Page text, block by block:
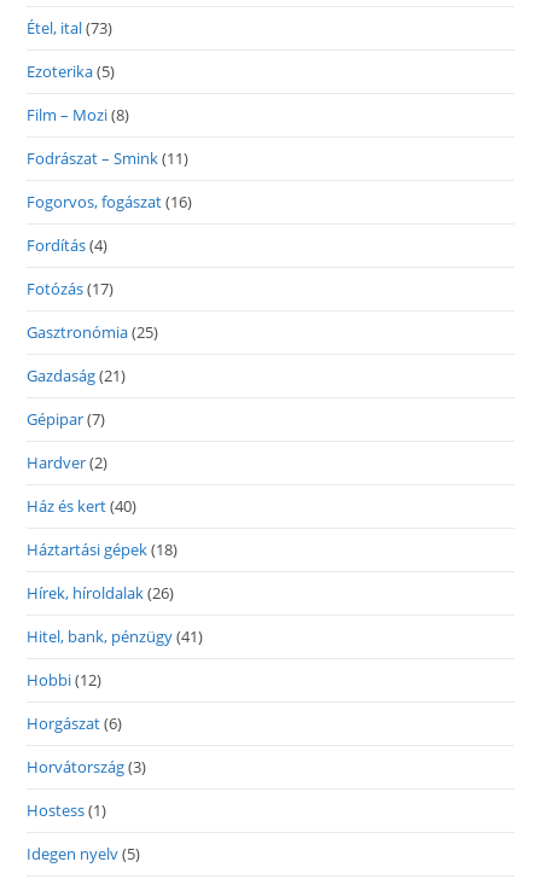
Étel, ital(73)
Ezoterika(5)
Film – Mozi(8)
Fodrászat – Smink(11)
Fogorvos, fogászat(16)
Fordítás(4)
Fotózás(17)
Gasztronómia(25)
Gazdaság(21)
Gépipar(7)
Hardver(2)
Ház és kert(40)
Háztartási gépek(18)
Hírek, híroldalak(26)
Hitel, bank, pénzügy(41)
Hobbi(12)
Horgászat(6)
Horvátország(3)
Hostess(1)
Idegen nyelv(5)